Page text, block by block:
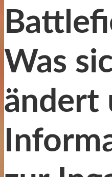
Was
ändert